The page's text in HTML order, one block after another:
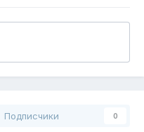
Подписчики 0